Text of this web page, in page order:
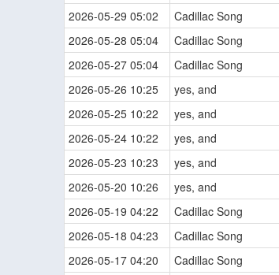
2026-05-29 05:02
Cadillac Song
2026-05-28 05:04
Cadillac Song
2026-05-27 05:04
Cadillac Song
2026-05-26 10:25
yes, and
2026-05-25 10:22
yes, and
2026-05-24 10:22
yes, and
2026-05-23 10:23
yes, and
2026-05-20 10:26
yes, and
2026-05-19 04:22
Cadillac Song
2026-05-18 04:23
Cadillac Song
2026-05-17 04:20
Cadillac Song